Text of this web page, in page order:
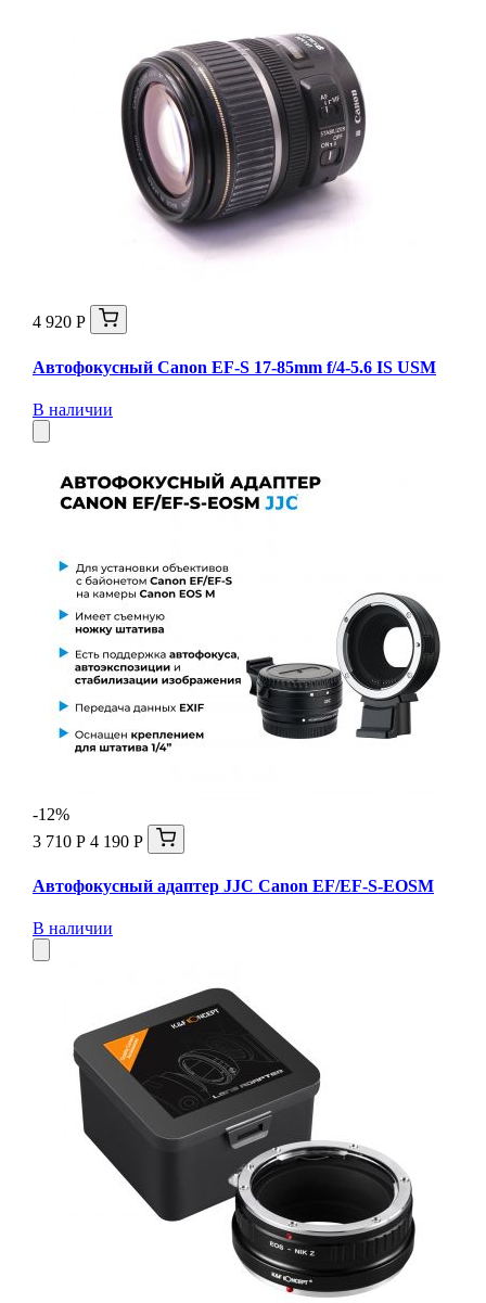
4 920 Р
Автофокусный Canon EF-S 17-85mm f/4-5.6 IS USM
В наличии
-12%
3 710 Р 4 190 Р
Автофокусный адаптер JJC Canon EF/EF-S-EOSM
В наличии